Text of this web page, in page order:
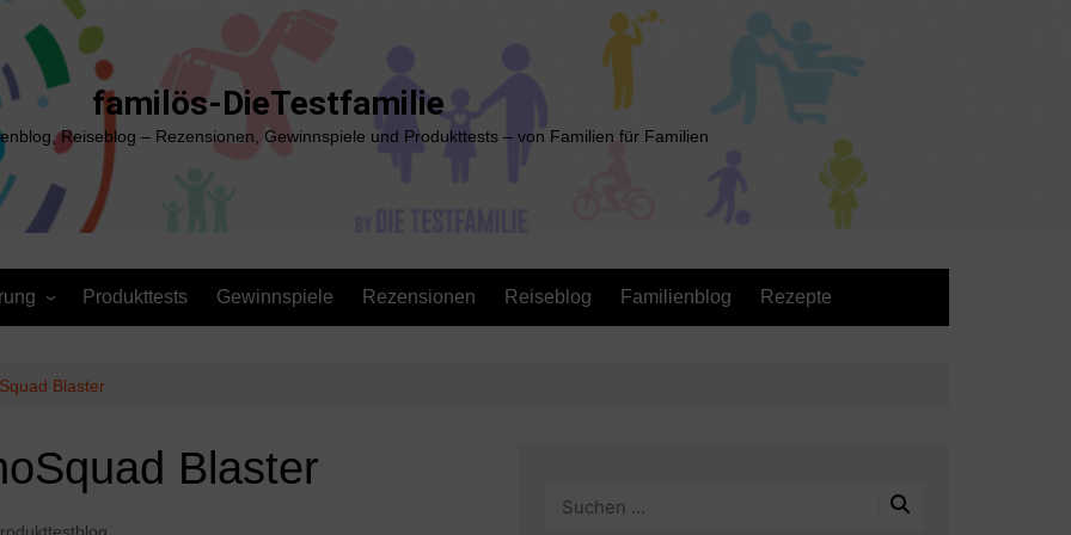
familös-DieTestfamilie
Reiseblog – Rezensionen, Gewinnspiele und Produkttests – von Familien für Familien
Produkttests Gewinnspiele Rezensionen Reiseblog Familienblog Rezepte
Blaster
Blaster